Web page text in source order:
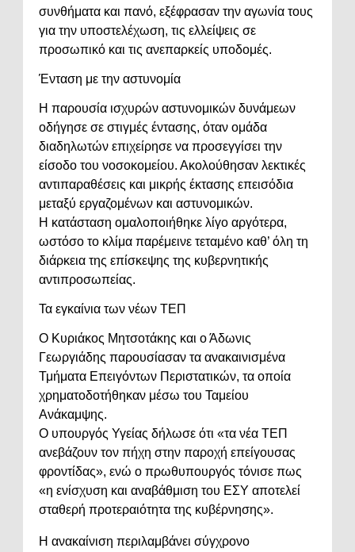
συνθήματα και πανό, εξέφρασαν την αγωνία τους
για την υποστελέχωση, τις ελλείψεις σε
προσωπικό και τις ανεπαρκείς υποδομές.
Ένταση με την αστυνομία
Η παρουσία ισχυρών αστυνομικών δυνάμεων
οδήγησε σε στιγμές έντασης, όταν ομάδα
διαδηλωτών επιχείρησε να προσεγγίσει την
είσοδο του νοσοκομείου. Ακολούθησαν λεκτικές
αντιπαραθέσεις και μικρής έκτασης επεισόδια
μεταξύ εργαζομένων και αστυνομικών.
Η κατάσταση ομαλοποιήθηκε λίγο αργότερα,
ωστόσο το κλίμα παρέμεινε τεταμένο καθ’ όλη τη
διάρκεια της επίσκεψης της κυβερνητικής
αντιπροσωπείας.
Τα εγκαίνια των νέων ΤΕΠ
Ο Κυριάκος Μητσοτάκης και ο Άδωνις
Γεωργιάδης παρουσίασαν τα ανακαινισμένα
Τμήματα Επειγόντων Περιστατικών, τα οποία
χρηματοδοτήθηκαν μέσω του Ταμείου
Ανάκαμψης.
Ο υπουργός Υγείας δήλωσε ότι «τα νέα ΤΕΠ
ανεβάζουν τον πήχη στην παροχή επείγουσας
φροντίδας», ενώ ο πρωθυπουργός τόνισε πως
«η ενίσχυση και αναβάθμιση του ΕΣΥ αποτελεί
σταθερή προτεραιότητα της κυβέρνησης».
Η ανακαίνιση περιλαμβάνει σύγχρονο